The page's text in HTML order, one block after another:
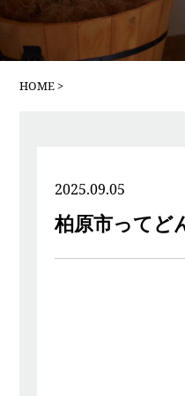
HOME
2025.09.05
柏原市ってど